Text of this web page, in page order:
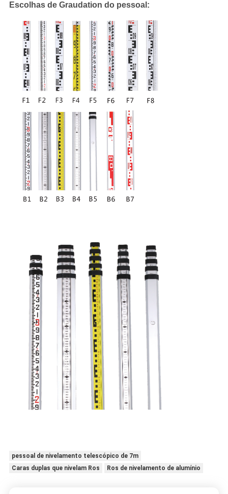
Escolhas de Graudation do pessoal:
pessoal de nivelamento telescópico de 7m
Caras duplas que nivelam Ros
Ros de nivelamento de alumínio